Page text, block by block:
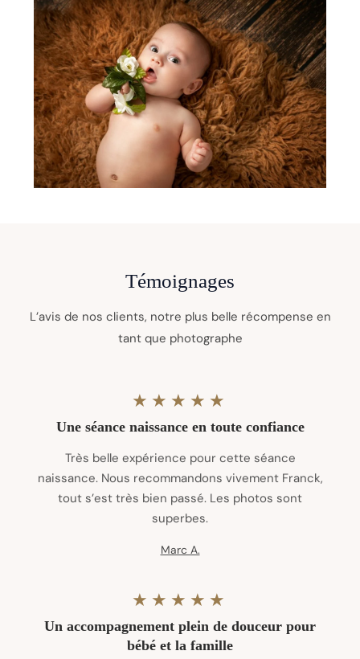
Témoignages
L’avis de nos clients, notre plus belle récompense en
tant que photographe
★★★★★
Une séance naissance en toute confiance
Très belle expérience pour cette séance
naissance. Nous recommandons vivement Franck,
tout s’est très bien passé. Les photos sont
superbes.
Marc A.
★★★★★
Un accompagnement plein de douceur pour
bébé et la famille